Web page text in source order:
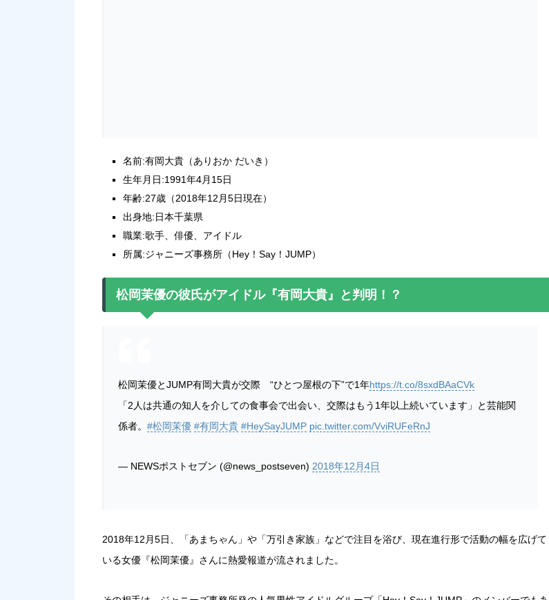
名前:有岡大貴（ありおか だいき）
生年月日:1991年4月15日
年齢:27歳（2018年12月5日現在）
出身地:日本千葉県
職業:歌手、俳優、アイドル
所属:ジャニーズ事務所（Hey！Say！JUMP）
松岡茉優の彼氏がアイドル『有岡大貴』と判明！？
松岡茉優とJUMP有岡大貴が交際 “ひとつ屋根の下”で1年https://t.co/8sxdBAaCVk
「2人は共通の知人を介しての食事会で出会い、交際はもう1年以上続いています」と芸能関
係者。 #松岡茉優 #有岡大貴 #HeySayJUMP pic.twitter.com/VviRUFeRnJ
— NEWSポストセブン (@news_postseven) 2018年12月4日
2018年12月5日、「あまちゃん」や「万引き家族」などで注目を浴び、現在進行形で活動の幅を広げて
いる女優『松岡茉優』さんに熱愛報道が流されました。